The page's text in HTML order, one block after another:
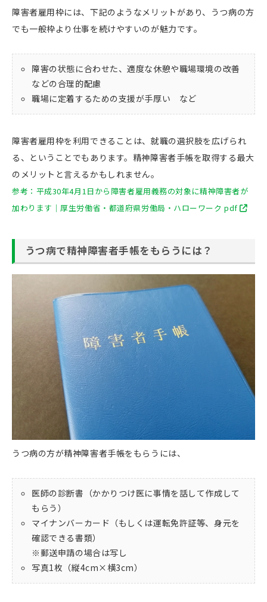
障害者雇用枠には、下記のようなメリットがあり、うつ病の方
でも一般枠より仕事を続けやすいのが魅力です。
障害の状態に合わせた、適度な休憩や職場環境の改善
などの合理的配慮
職場に定着するための支援が手厚い など
障害者雇用枠を利用できることは、就職の選択肢を広げられ
る、ということでもあります。精神障害者手帳を取得する最大
のメリットと言えるかもしれません。
参考：平成30年4月1日から障害者雇用義務の対象に精神障害者が
加わります｜厚生労働省・都道府県労働局・ハローワーク pdf
うつ病で精神障害者手帳をもらうには？
うつ病の方が精神障害者手帳をもらうには、
医師の診断書（かかりつけ医に事情を話して作成して
もらう）
マイナンバーカード（もしくは運転免許証等、身元を
確認できる書類）
※郵送申請の場合は写し
写真1枚（縦4cm×横3cm）